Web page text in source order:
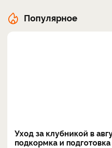
Популярное
Уход за клубникой в
подкормка и